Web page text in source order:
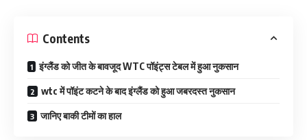
Contents
इंग्लैंड को जीत के बावजूद WTC पॉइंट्स टेबल में हुआ नुकसान
wtc में पॉइंट कटने के बाद इंग्लैंड को हुआ जबरदस्त नुकसान
जानिए बाकी टीमों का हाल